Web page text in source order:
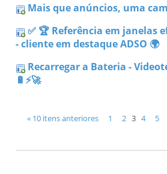
Mais que anúncios, uma
✅ 🏆 Referência em janelas
- cliente em destaque ADSO 🌍
Recarregar a Bateria -
🔋⚡🚀
« 10 itens anteriores 1 2 3 4 5